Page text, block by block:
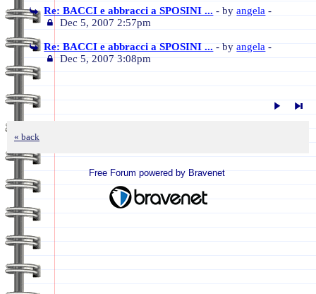
Re: BACCI e abbracci a SPOSINI ... - byangela -
Dec 5, 2007 2:57pm
Re: BACCI e abbracci a SPOSINI ... - byangela -
Dec 5, 2007 3:08pm
« back
Free Forum powered by Bravenet